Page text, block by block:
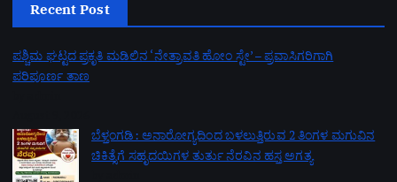
Recent Post
ಪಶ್ಚಿಮ ಘಟ್ಟದ ಪ್ರಕೃತಿ ಮಡಿಲಿನ ‘ನೇತ್ರಾವತಿ ಹೋಂ ಸ್ಟೇ’ – ಪ್ರವಾಸಿಗರಿಗಾಗಿ
ಪರಿಪೂರ್ಣ ತಾಣ
ಬೆಳ್ತಂಗಡಿ: ಅನಾರೋಗ್ಯದಿಂದ ಬಳಲುತ್ತಿರುವ 2 ತಿಂಗಳ ಮಗುವಿನ
ಚಿಕಿತ್ಸೆಗೆ ಸಹೃದಯಿಗಳ ತುರ್ತು ನೆರವಿನ ಹಸ್ತ ಅಗತ್ಯ